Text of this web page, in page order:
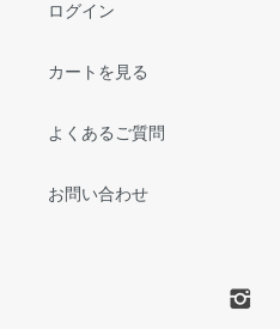
ログイン
カートを見る
よくあるご質問
お問い合わせ